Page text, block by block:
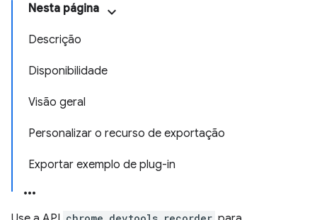
Nesta página
Descrição
Disponibilidade
Visão geral
Personalizar o recurso de exportação
Exportar exemplo de plug-in